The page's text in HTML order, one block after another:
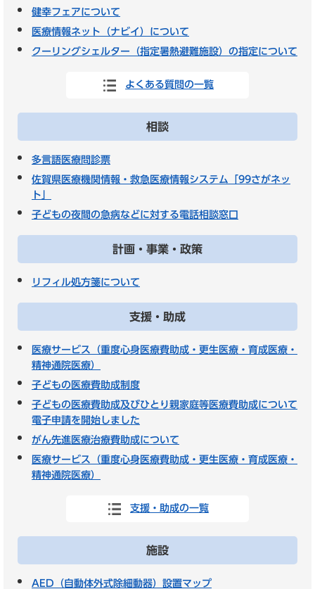
健幸フェアについて
医療情報ネット（ナビイ）について
クーリングシェルター（指定暑熱避難施設）の指定について
よくある質問の一覧
相談
多言語医療問診票
佐賀県医療機関情報・救急医療情報システム「99さがネッ
ト」
子どもの夜間の急病などに対する電話相談窓口
計画・事業・政策
リフィル処方箋について
支援・助成
医療サービス（重度心身医療費助成・更生医療・育成医療・
精神通院医療）
子どもの医療費助成制度
子どもの医療費助成及びひとり親家庭等医療費助成について
電子申請を開始しました
がん先進医療治療費助成について
医療サービス（重度心身医療費助成・更生医療・育成医療・
精神通院医療）
支援・助成の一覧
施設
AED（自動体外式除細動器）設置マップ